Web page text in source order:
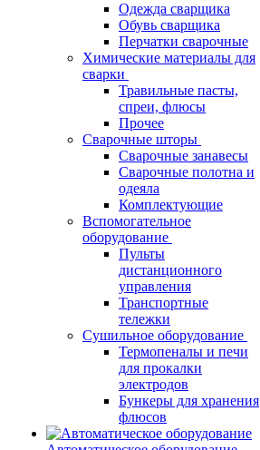
Одежда сварщика
Обувь сварщика
Перчатки сварочные
Химические материалы для
сварки
Травильные пасты,
спреи, флюсы
Прочее
Сварочные шторы
Сварочные занавесы
Сварочные полотна и
одеяла
Комплектующие
Вспомогательное
оборудование
Пульты
дистанционного
управления
Транспортные
тележки
Сушильное оборудование
Термопеналы и печи
для прокалки
электродов
Бункеры для хранения
флюсов